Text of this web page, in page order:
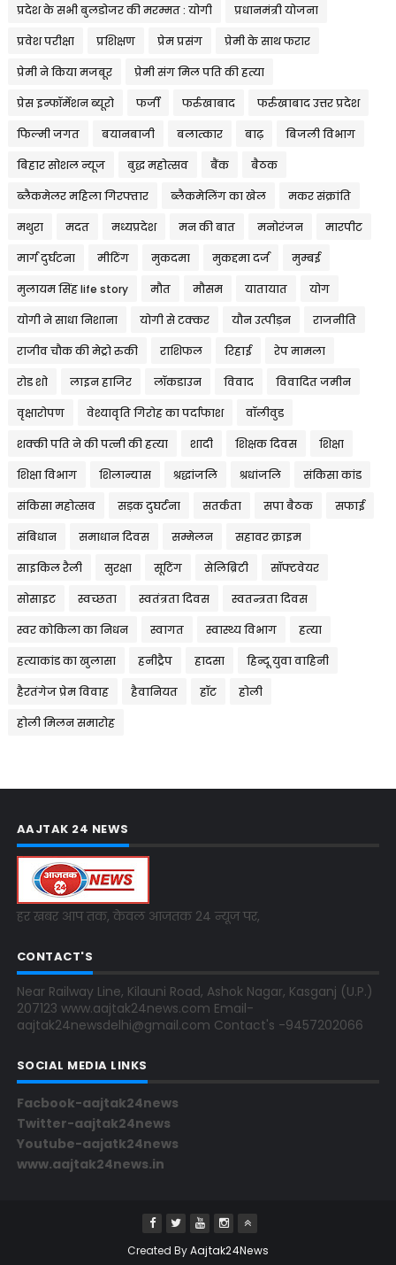
प्रदेश के सभी बुलडोजर की मरम्मत : योगी प्रधानमंत्री योजना
प्रवेश परीक्षा प्रशिक्षण प्रेम प्रसंग प्रेमी के साथ फरार
प्रेमी ने किया मजबूर प्रेमी संग मिल पति की हत्या
प्रेस इन्फॉर्मेशन ब्यूरो फर्जी फर्रुखाबाद फर्रुखाबाद उत्तर प्रदेश
फिल्मी जगत बयानबाजी बलात्कार बाढ़ बिजली विभाग
बिहार सोशल न्यूज बुद्ध महोत्सव बैंक बैठक
ब्लैकमेलर महिला गिरफ्तार ब्लैकमेलिंग का खेल मकर संक्रांति
मथुरा मदत मध्यप्रदेश मन की बात मनोरंजन मारपीट
मार्ग दुर्घटना मीटिंग मुकदमा मुकद्दमा दर्ज मुम्बई
मुलायम सिंह life story मौत मौसम यातायात योग
योगी ने साधा निशाना योगी से टक्कर यौन उत्पीड़न राजनीति
राजीव चौक की मेट्रो रुकी राशिफल रिहाई रेप मामला
रोड शो लाइन हाजिर लॉकडाउन विवाद विवादित जमीन
वृक्षारोपण वेश्यावृति गिरोह का पर्दाफाश वॉलीवुड
शक्की पति ने की पत्नी की हत्या शादी शिक्षक दिवस शिक्षा
शिक्षा विभाग शिलान्यास श्रद्धांजलि श्रधांजलि संकिसा कांड
संकिसा महोत्सव सड़क दुघर्टना सतर्कता सपा बैठक सफाई
संबिधान समाधान दिवस सम्मेलन सहावर क्राइम
साइकिल रैली सुरक्षा सूटिंग सेलिब्रिटी सॉफ्टवेयर
सोसाइट स्वच्छता स्वतंत्रता दिवस स्वतन्त्रता दिवस
स्वर कोकिला का निधन स्वागत स्वास्थ्य विभाग हत्या
हत्याकांड का खुलासा हनीट्रैप हादसा हिन्दू युवा वाहिनी
हैरतंगेज प्रेम विवाह हैवानियत हॉट होली
होली मिलन समारोह
AAJTAK 24 NEWS
हर खबर आप तक, केवल आजतक 24 न्यूज पर,
CONTACT'S
Near Railway Line, Kilauni Road, Ashok Nagar, Kasganj (U.P.)
207123 www.aajtak24news.com Email-
aajtak24newsdelhi@gmail.com Contact's -9457202066
SOCIAL MEDIA LINKS
Facbook-aajtak24news
Twitter-aajtak24news
Youtube-aajatk24news
www.aajtak24news.in
Created ByAajtak24News